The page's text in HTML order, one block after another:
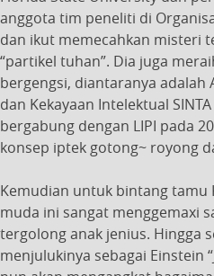
anggota tim peneliti di
dan ikut memecahkan misteri
“partikel tuhan”. Dia juga
bergengsi, diantaranya adalah
dan Kekayaan Intelektual
bergabung dengan LIPI pada
konsep iptek gotong~ royong
Kemudian untuk bintang tamu
muda ini sangat menggemaxi
tergolong anak jenius. Hingga
menjulukinya sebagai Einstein